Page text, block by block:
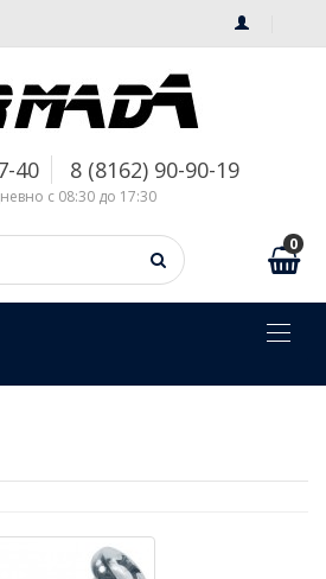
40 8 (8162) 90-90-19
с 08:30 до 17:30
0